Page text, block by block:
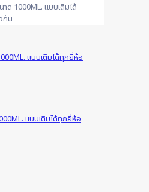
ด 1000ML. แบบเติมได้
กัน
แบบเติมได้ทุกยี่ห้อ
แบบเติมได้ทุกยี่ห้อ